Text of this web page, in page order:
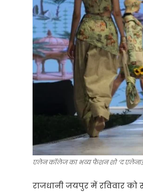
एलेन कॉलेज का भव्य फैशन शो ‘द
राजधानी जयपुर में रविवार